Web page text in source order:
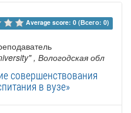
Average score: 0 (Всего: 0)
, Вологодская обл
совершенствования
в вузе»